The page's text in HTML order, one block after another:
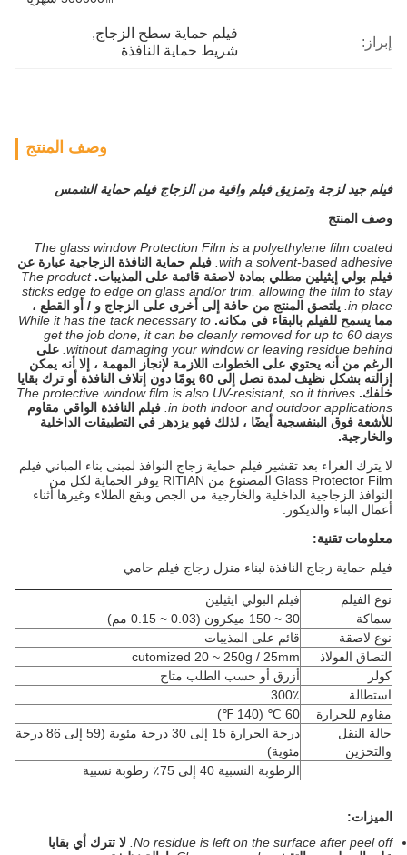
إبراز:
فيلم حماية سطح الزجاج,
شريط حماية النافذة
وصف المنتج
فيلم جيد لزجة وتمزيق فيلم واقية من الزجاج فيلم حماية الشمس
وصف المنتج
The glass window Protection Film is a polyethylene film coated
with a solvent-based adhesive.
فيلم حماية النافذة الزجاجية عبارة عن
فيلم بولي إيثيلين مطلي بمادة لاصقة قائمة على المذيبات. The product
sticks edge to edge on glass and/or trim, allowing the film to stay
in place.
يلتصق المنتج من حافة إلى أخرى على الزجاج و / أو القطع ،
مما يسمح للفيلم بالبقاء في مكانه. While it has the tack necessary to
get the job done, it can be cleanly removed for up to 60 days
without damaging your window or leaving residue behind.
على
الرغم من أنه يحتوي على الخطوات اللازمة لإنجاز المهمة ، إلا أنه يمكن
إزالته بشكل نظيف لمدة تصل إلى 60 يومًا دون إتلاف النافذة أو ترك بقايا
خلفك. The protective window film is also UV-resistant, so it thrives
in both indoor and outdoor applications.
فيلم النافذة الواقي مقاوم
للأشعة فوق البنفسجية أيضًا ، لذلك فهو يزدهر في التطبيقات الداخلية
والخارجية.
لا يترك الغراء بعد تقشير فيلم حماية زجاج النوافذ لمبنى بناء المباني فيلم
Glass Protector Film المصنوع من RITIAN يوفر الحماية لكل من
النوافذ الزجاجية الداخلية والخارجية من الجص وبقع الطلاء وغيرها أثناء
أعمال البناء والديكور.
معلومات تقنية:
فيلم حماية زجاج النافذة لبناء منزل زجاج فيلم حامي
نوع الفيلم
فيلم البولي ايثيلين
سماكة
30 ~ 150 ميكرون (0.03 ~ 0.15 مم)
نوع لاصقة
قائم على المذيبات
التصاق الفولاذ
cutomized 20 ~ 250g / 25mm
كولر
أزرق أو حسب الطلب متاح
استطالة
300٪
مقاوم للحرارة
60 ℃ (140 ℉)
حالة النقل
والتخزين
درجة الحرارة 15 إلى 30 درجة مئوية (59 إلى 86 درجة
مئوية)
الرطوبة النسبية 40 إلى 75٪ رطوبة نسبية
الميزات:
No residue is left on the surface after peel off.
لا تترك أي بقايا